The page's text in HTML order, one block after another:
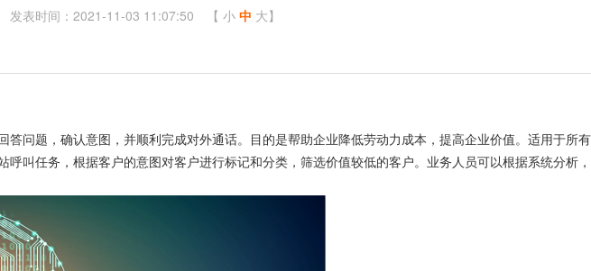
发表时间：2021-11-03 11:07:50 【 小 中 大】
问题，确认意图，并顺利完成对外通话。目的是帮助企业降低劳动力成本，提高企业价值。适用于所
叫任务，根据客户的意图对客户进行标记和分类，筛选价值较低的客户。业务人员可以根据系统分析